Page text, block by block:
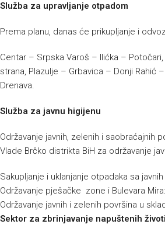
Služba za upravljanje otpadom
Prema planu, danas će prikupljanje i
Centar – Srpska Varoš – Ilićka –
strana, Plazulje – Grbavica – Donji Rahić
Drenava.
Služba za javnu higijenu
Održavanje javnih, zelenih i saobraćajnih
Vlade Brčko distrikta BiH za održavanje
Sakupljanje i uklanjanje otpadaka sa
Održavanje pješačke zone i Bulevara
Održavanje javnih i zelenih površina u
Sektor za zbrinjavanje napuštenih